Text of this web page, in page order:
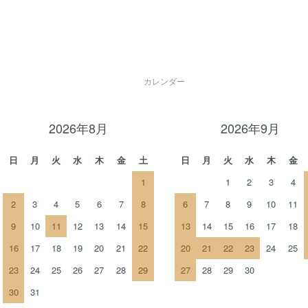
カレンダー
2026年8月
日 月 火 水 木 金
土
1
2
3 4 5 6 7
8
9
10 11 12 13 14
15
16
17 18 19 20 21
22
23
24 25 26 27 28
29
30
31
2026年9月
日 月 火 水 木 金
1
2 3 4
6
7 8 9 10 11
13
14 15 16 17 18
20
21 22 23 24 25
27
28 29 30